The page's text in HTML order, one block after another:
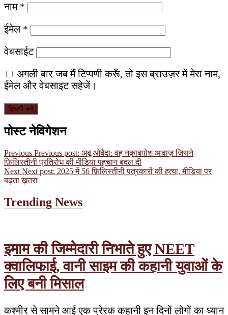
नाम *
ईमेल *
वेबसाईट
अगली बार जब मैं टिप्पणी करूँ, तो इस ब्राउज़र में मेरा नाम,
ईमेल और वेबसाइट सहेजें।
पोस्ट नेविगेशन
Previous Previous post: अबू ओबैदा: वह नक़ाबपोश आवाज़ जिसने
फ़िलिस्तीनी प्रतिरोध की मीडिया पहचान बदल दी
Next Next post: 2025 में 56 फ़िलिस्तीनी पत्रकारों की हत्या, मीडिया पर
बढ़ता ख़तरा
Trending News
इमाम की जिम्मेदारी निभाते हुए NEET
क्वालिफाई, वानी साइम की कहानी युवाओं के
लिए बनी मिसाल
कश्मीर से सामने आई एक प्रेरक कहानी इन दिनों लोगों का ध्यान